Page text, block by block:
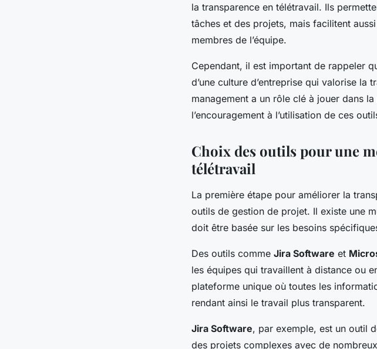
la transparence en télétravail. Ils
tâches et des projets, mais facilitent
membres de l’équipe.
Cependant, il est important de rappeler
d’une culture d’entreprise qui valorise
management a un rôle clé à jouer dans
l’encouragement à l’utilisation de ces
Choix des outils pour une
télétravail
La première étape pour améliorer la
outils de gestion de projet. Il existe une
doit être basée sur les besoins
Des outils comme Jira Software et
les équipes qui travaillent à distance ou
plateforme unique où toutes les
rendant ainsi le travail plus transparent.
Jira Software, par exemple, est un outil
des projets complexes avec de